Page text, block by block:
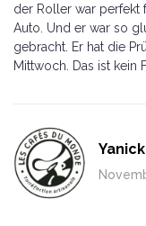
der Roller war perfekt
Auto. Und er war so
gebracht. Er hat die
Mittwoch. Das ist kein